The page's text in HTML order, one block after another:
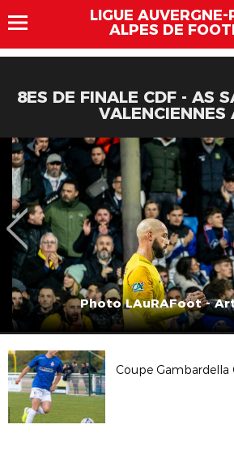
LIGUE AUVERGNE-
ALPES DE
8ES DE FINALE CDF - AS
VALENCIENNES
Photo LAuRAFoot -